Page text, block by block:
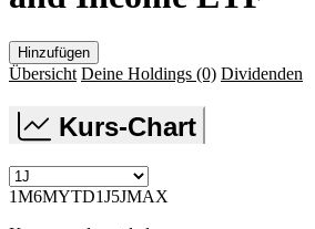
Hinzufügen
Übersicht Deine Holdings (0) Dividenden
Kurs-Chart
1M6MYTD1J5JMAX